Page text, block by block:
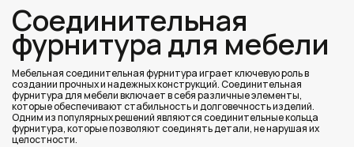
Соединительная
фурнитура для мебели
Мебельная соединительная фурнитура играет ключевую роль в
создании прочных и надежных конструкций. Соединительная
фурнитура для мебели включает в себя различные элементы,
которые обеспечивают стабильность и долговечность изделий.
Одним из популярных решений являются соединительные кольца
фурнитура, которые позволяют соединять детали, не нарушая их
целостности.